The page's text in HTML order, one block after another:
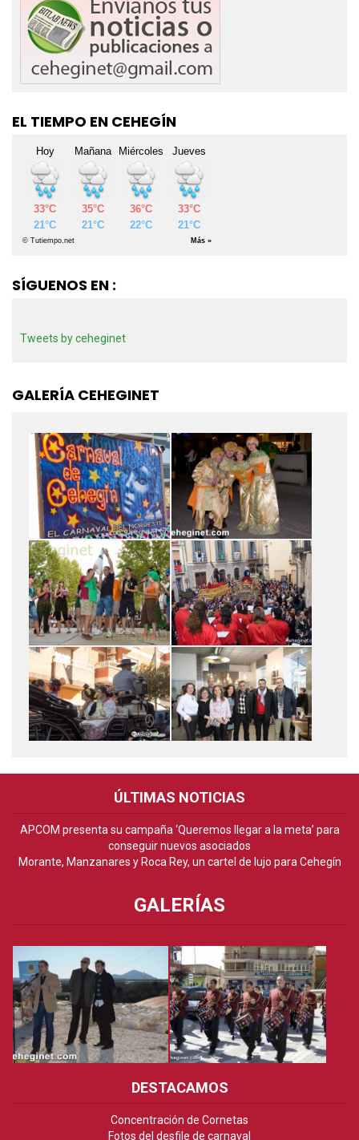
EL TIEMPO EN CEHEGÍN
SÍGUENOS EN :
Tweets by ceheginet
GALERÍA CEHEGINET
ÚLTIMAS NOTICIAS
APCOM presenta su campaña ‘Queremos llegar a la meta’ para
conseguir nuevos asociados
Morante, Manzanares y Roca Rey, un cartel de lujo para Cehegín
GALERÍAS
DESTACAMOS
Concentración de Cornetas
Fotos del desfile de carnaval